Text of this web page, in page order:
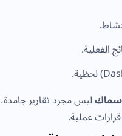
الفعلية.
سماكليس مجرد تقارير جامدة،
عملية.